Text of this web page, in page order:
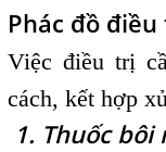
Phác đồ
Việc điều trị
cách, kết hợp
1. Thuốc